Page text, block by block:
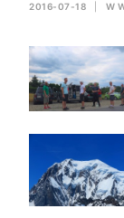
2016-07-18 W